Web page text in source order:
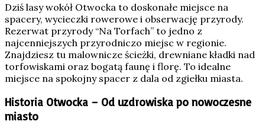
Dziś lasy wokół Otwocka to doskonałe miejsce na
spacery, wycieczki rowerowe i obserwację przyrody.
Rezerwat przyrody “Na Torfach” to jedno z
najcenniejszych przyrodniczo miejsc w regionie.
Znajdziesz tu malownicze ścieżki, drewniane kładki nad
torfowiskami oraz bogatą faunę i florę. To idealne
miejsce na spokojny spacer z dala od zgiełku miasta.
Historia Otwocka – Od uzdrowiska po nowoczesne
miasto